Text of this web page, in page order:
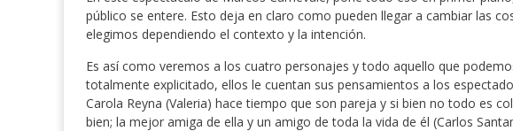
público se entere. Esto deja en claro como pueden llegar a cambiar las
elegimos dependiendo el contexto y la intención.
Es así como veremos a los cuatro personajes y todo aquello que
totalmente explicitado, ellos le cuentan sus pensamientos a los
Carola Reyna (Valeria) hace tiempo que son pareja y si bien no todo es
bien; la mejor amiga de ella y un amigo de toda la vida de él (Carlos